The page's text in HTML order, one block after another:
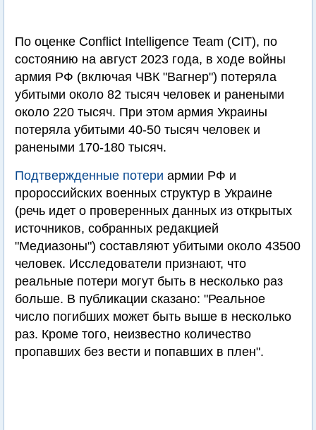
По оценке Conflict Intelligence Team (CIT), по
состоянию на август 2023 года, в ходе войны
армия РФ (включая ЧВК "Вагнер") потеряла
убитыми около 82 тысяч человек и ранеными
около 220 тысяч. При этом армия Украины
потеряла убитыми 40-50 тысяч человек и
ранеными 170-180 тысяч.
Подтвержденные потери армии РФ и
пророссийских военных структур в Украине
(речь идет о проверенных данных из открытых
источников, собранных редакцией
"Медиазоны") составляют убитыми около 43500
человек. Исследователи признают, что
реальные потери могут быть в несколько раз
больше. В публикации сказано: "Реальное
число погибших может быть выше в несколько
раз. Кроме того, неизвестно количество
пропавших без вести и попавших в плен".